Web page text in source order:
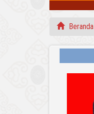
Beranda